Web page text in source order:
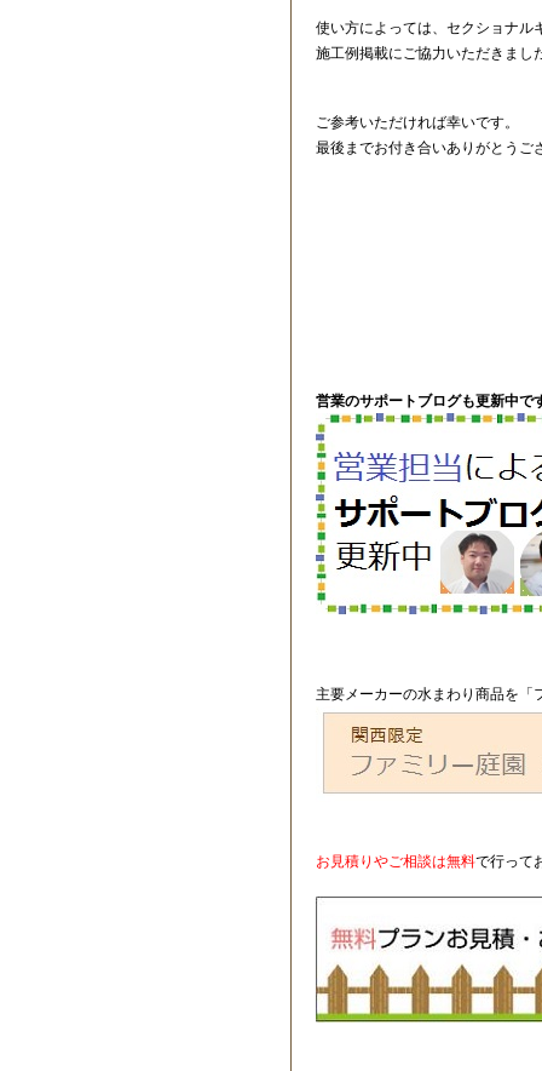
使い方によっては、セクショナル
施工例掲載にご協力いただきまし
ご参考いただければ幸いです。
最後までお付き合いありがとうご
営業のサポートブログも更新中で
主要メーカーの水まわり商品を「
お見積りやご相談は無料で行って